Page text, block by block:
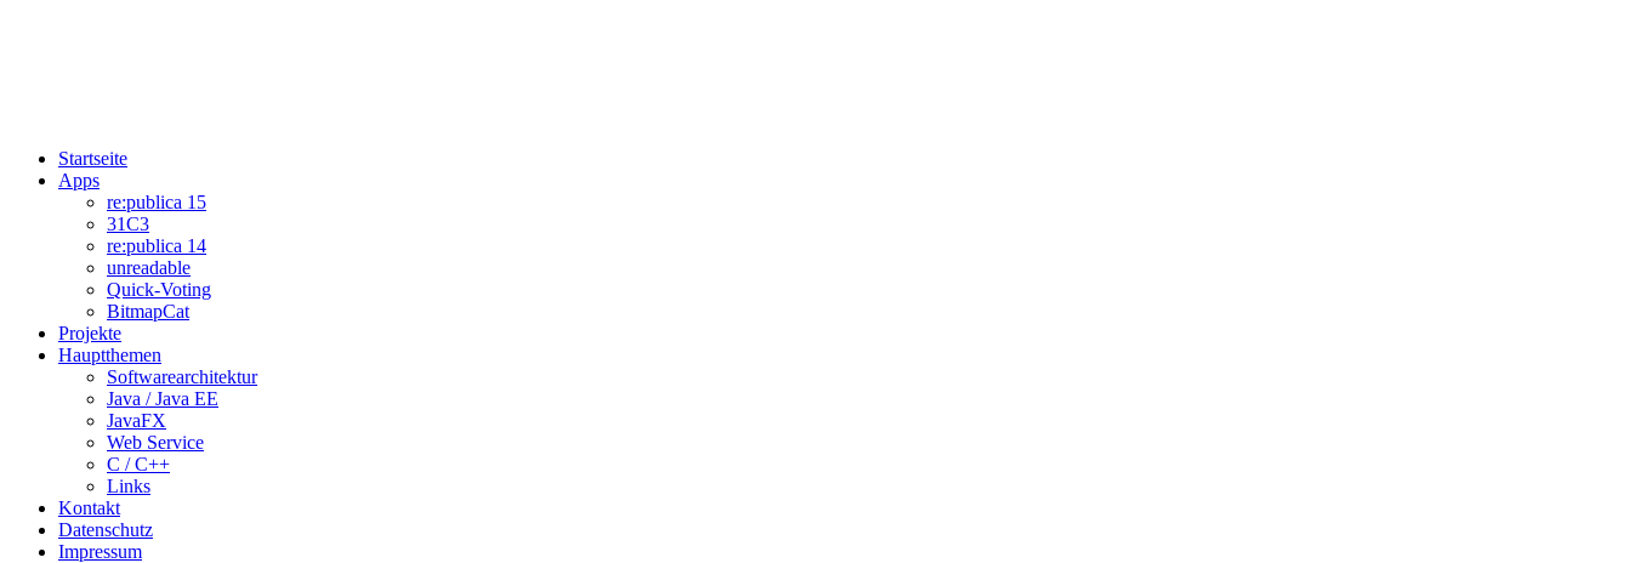
Startseite
Apps
re:publica 15
31C3
re:publica 14
unreadable
Quick-Voting
BitmapCat
Projekte
Hauptthemen
Softwarearchitektur
Java / Java EE
JavaFX
Web Service
C / C++
Links
Kontakt
Datenschutz
Impressum